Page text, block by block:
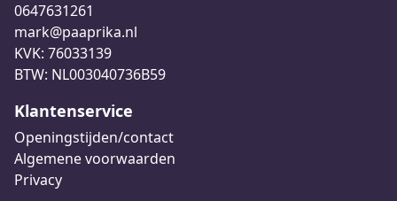
0647631261
mark@paaprika.nl
KVK: 76033139
BTW: NL003040736B59
Klantenservice
Openingstijden/contact
Algemene voorwaarden
Privacy